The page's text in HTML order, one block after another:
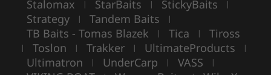
Stalomax | StarBaits | StickyBaits |
Strategy | Tandem Baits |
TB Baits - Tomas Blazek | Tica | Tiross
| Toslon | Trakker | UltimateProducts |
Ultimatron | UnderCarp | VASS |